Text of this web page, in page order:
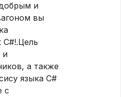
и
вы
и
а также
языка C#
с